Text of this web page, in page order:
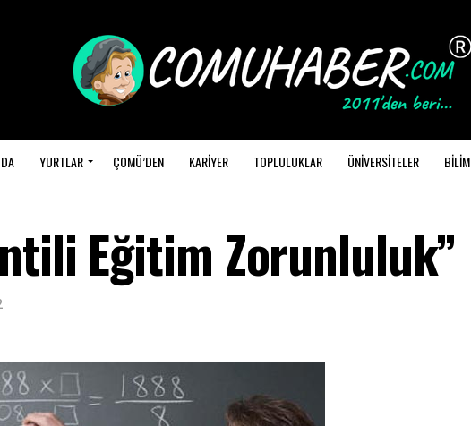
YURTLAR ÇOMÜ’DEN KARİYER TOPLULUKLAR ÜNİVERSİTELER BİLİM
Eğitim Zorunluluk”